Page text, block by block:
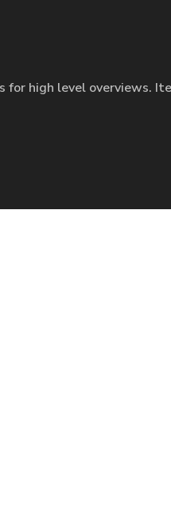
for high level overviews.